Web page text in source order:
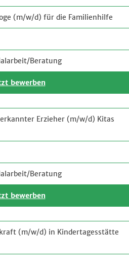
(m/w/d) für die Familienhilfe
Beratung
bewerben
Erzieher (m/w/d) Kitas
Beratung
bewerben
(m/w/d) in Kindertagesstätte